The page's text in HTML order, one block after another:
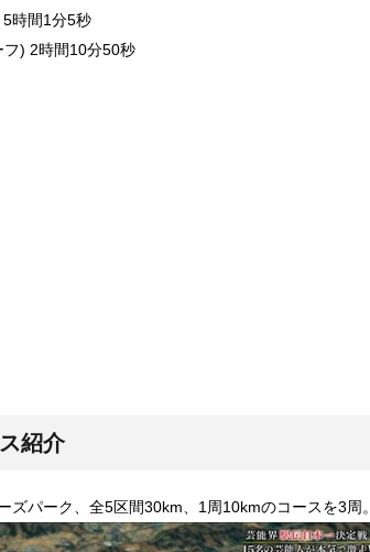
時間1分5秒
フ) 2時間10分50秒
紹介
ズパーク、全5区間30km、1周10kmのコースを3周。